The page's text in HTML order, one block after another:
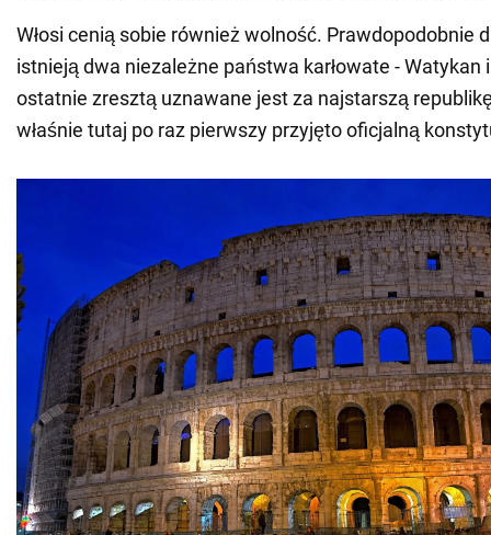
Włosi cenią sobie również wolność. Prawdopodobnie
istnieją dwa niezależne państwa karłowate - Watykan
ostatnie zresztą uznawane jest za najstarszą
właśnie tutaj po raz pierwszy przyjęto oficjalną